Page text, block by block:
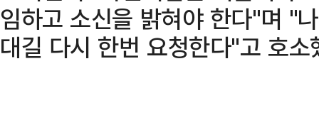
임하고 소신을 밝혀야 한다"며 "
대길 다시 한번 요청한다"고 호소